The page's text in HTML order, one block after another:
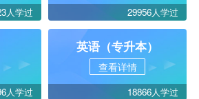
人学过 29956人学过
人学过
英语（专升本）
查看详情
18866人学过